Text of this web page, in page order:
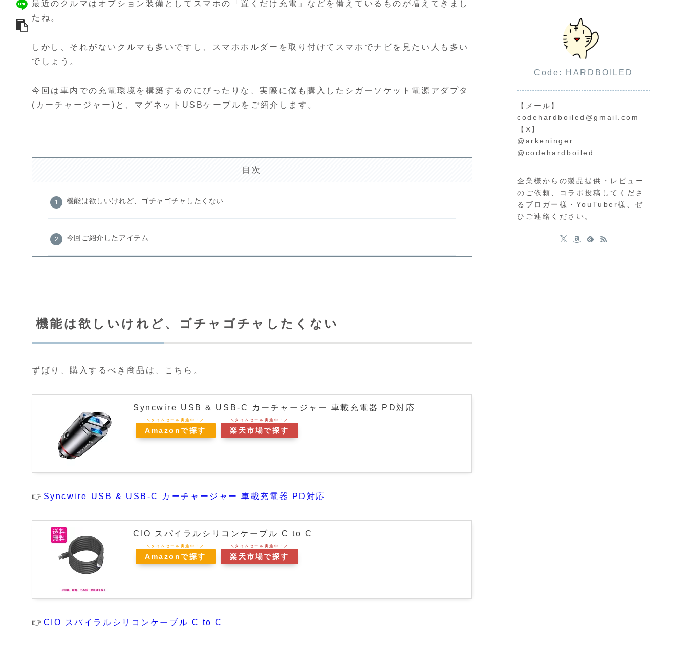
最近のクルマはオプション装備としてスマホの「置くだけ充電」などを備えているものが増えてきまし
たね。
しかし、それがないクルマも多いですし、スマホホルダーを取り付けてスマホでナビを見たい人も多い
でしょう。
今回は車内での充電環境を構築するのにぴったりな、実際に僕も購入したシガーソケット電源アダプタ
(カーチャージャー)と、マグネットUSBケーブルをご紹介します。
目次
機能は欲しいけれど、ゴチャゴチャしたくない
今回ご紹介したアイテム
機能は欲しいけれど、ゴチャゴチャしたくない
ずばり、購入するべき商品は、こちら。
Syncwire USB & USB-C カーチャージャー 車載充電器 PD対応
Amazonで探す 楽天市場で探す
👉 Syncwire USB & USB-C カーチャージャー 車載充電器 PD対応
CIO スパイラルシリコンケーブル C to C
Amazonで探す 楽天市場で探す
👉 CIO スパイラルシリコンケーブル C to C
Code: HARDBOILED
【メール】
codehardboiled@gmail.com
【X】
@arkeninger
@codehardboiled
企業様からの製品提供・レビュー
のご依頼、コラボ投稿してくださ
るブロガー様・YouTuber様、ぜ
ひご連絡ください。